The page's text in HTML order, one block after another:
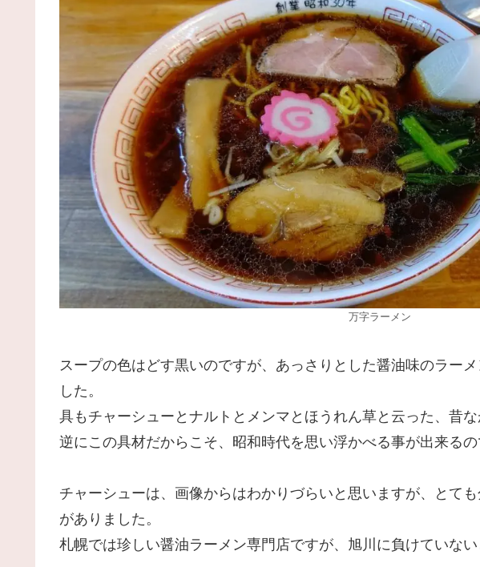
万字ラーメン
スープの色はどす黒いのですが、あっさりとした醤油味のラー
した。
具もチャーシューとナルトとメンマとほうれん草と云った、昔
逆にこの具材だからこそ、昭和時代を思い浮かべる事が出来るの
チャーシューは、画像からはわかりづらいと思いますが、とて
がありました。
札幌では珍しい醤油ラーメン専門店ですが、旭川に負けていない